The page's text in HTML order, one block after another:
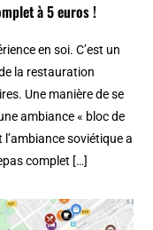
à 5 euros !
en soi. C’est un
la restauration
Une manière de se
ambiance « bloc de
l’ambiance soviétique a
complet […]